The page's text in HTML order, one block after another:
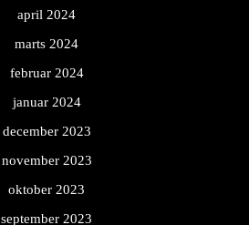
april 2024
marts 2024
februar 2024
januar 2024
december 2023
november 2023
oktober 2023
september 2023